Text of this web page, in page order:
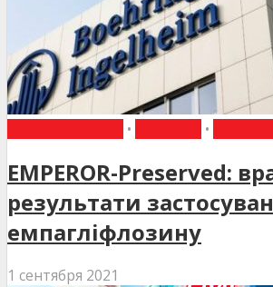
• •
EMPEROR-Preserved:
результати
емпагліфлозину
1 сентября 2021